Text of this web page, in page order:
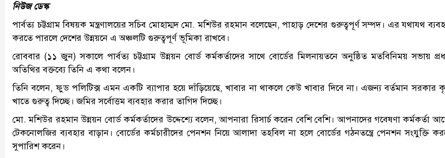
নিউজ ডেস্ক
পার্বত্য চট্টগ্রাম বিষয়ক মন্ত্রণালয়ের সচিব মোহাম্মদ মো. মশিউর রহমান বলেছেন, পাহাড় দেশের গুরুত্বপূর্ণ সম্পদ। এর যথাযথ
করতে পারলে দেশের উন্নয়নে এ অঞ্চলটি গুরুত্বপূর্ণ ভূমিকা রাখবে।
রোববার (১১ জুন) সকালে পার্বত্য চট্টগ্রাম উন্নয়ন বোর্ড কর্মকর্তাদের সাথে বোর্ডের মিলনায়তনে অনুষ্ঠিত মতবিনিময় সভায়
অতিথির বক্তব্যে তিনি এ কথা বলেন।
তিনি বলেন, ফুড পলিটিক্স এমন একটি ব্যাপার হয়ে দাঁড়িয়েছে, খাবার না থাকলে কেউ খাবার দিবে না। এজন্য বর্তমান সরকার
খাতে গুরুত্ব দিচ্ছে। জমির সর্বোত্তম ব্যবহার করার তাগিদ দিচ্ছে।
মো. মশিউর রহমান উন্নয়ন বোর্ড কর্মকর্তাদের উদ্দেশ্যে বলেন, আপনারা রিসার্চ করেন বেশি বেশি। আপনাদের গবেষণা কর্মকর্তা
টেকনোলজির ব্যবহার বাড়ান। বোর্ডের কর্মচারীদের পেনশন নিয়ে আলাদা তহবিল না হলে বোর্ডের গঠনতন্ত্রে পেনশন সংযুক্তি
সুপারিশ করেন।